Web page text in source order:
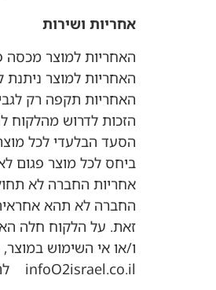
אחריות ושירות
האחריות למוצר מכסה
האחריות למוצר ניתנת לתקופה של 12
האחריות תקפה רק
הזכות לדרוש מהלקוח
הסעד הבלעדי לכל
ביחס לכל מוצר פגום
אחריות החברה לא
החברה לא תהא אחראית
זאת. על הלקוח חלה
ו/או אי השימוש
infoO2israel.co.il להפעלת האחריות ולקבלת שירות למוצר יש ליצור קשר עם החברה –